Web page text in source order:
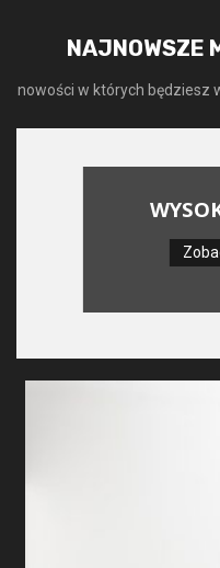
NAJNOWSZE
nowości w których będziesz